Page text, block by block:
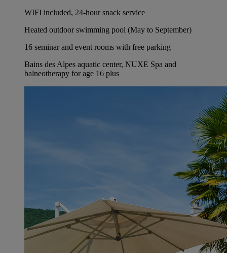
WIFI included, 24-hour snack service
Heated outdoor swimming pool (May to September)
16 seminar and event rooms with free parking
Bains des Alpes aquatic center, NUXE Spa and
balneotherapy for age 16 plus